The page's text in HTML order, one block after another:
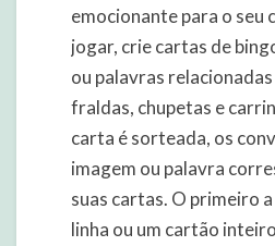
emocionante para o seu
jogar, crie cartas de
ou palavras
fraldas, chupetas e
carta é sorteada, os
imagem ou palavra
suas cartas. O primeiro
linha ou um cartão